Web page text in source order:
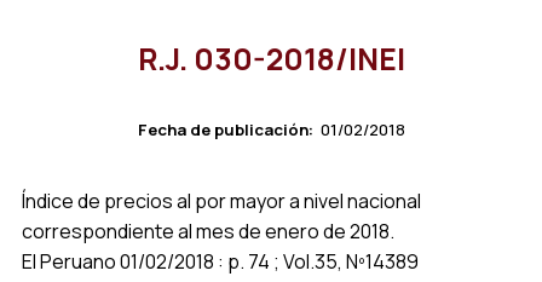
R.J. 030-2018/INEI
Fecha de publicación: 01/02/2018
Índice de precios al por mayor a nivel nacional
correspondiente al mes de enero de 2018.
El Peruano 01/02/2018 : p. 74 ; Vol.35, Nº14389